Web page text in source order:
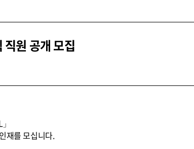
원 공개 모집
재를 모십니다.